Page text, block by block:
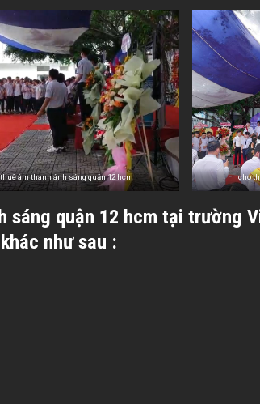
âm thanh ánh sáng quận 12 hcm cho
sáng quận 12 hcm tại trường
khác như sau :